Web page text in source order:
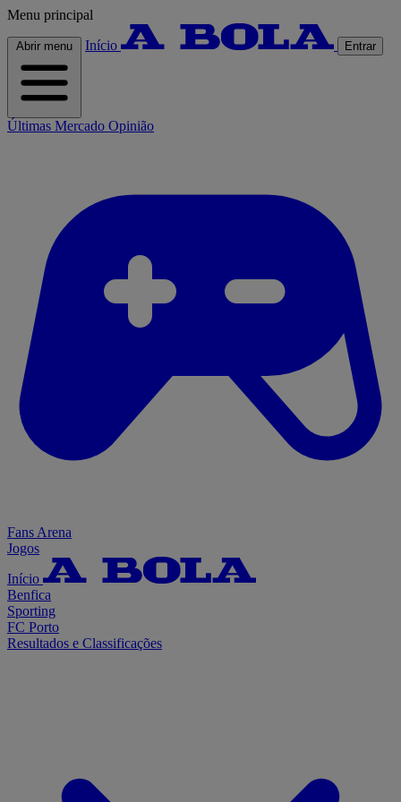
Menu principal
Abrir menu Início Entrar
Últimas Mercado Opinião
Fans Arena
Jogos
Início
Benfica
Sporting
FC Porto
Resultados e Classificações